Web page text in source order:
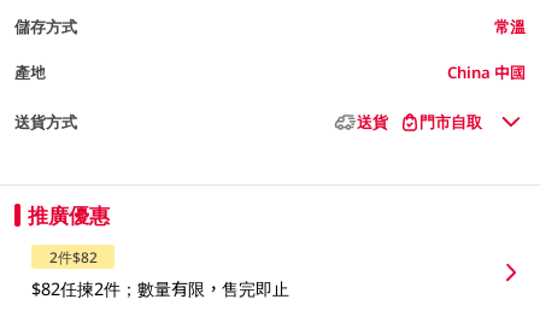
儲存方式 常溫
產地 China 中國
送貨方式 送貨 門市自取
推廣優惠
2件$82
$82任揀2件；數量有限，售完即止